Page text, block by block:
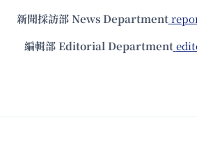
新聞採訪部 News Department
編輯部 Editorial Department